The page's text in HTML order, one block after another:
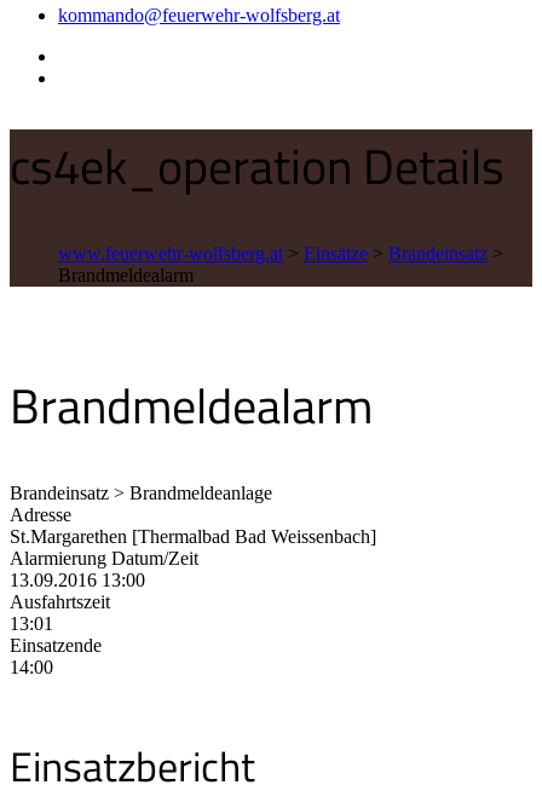
kommando@feuerwehr-wolfsberg.at
cs4ek_operation Details
www.feuerwehr-wolfsberg.at > Einsätze > Brandeinsatz >
Brandmeldealarm
Brandmeldealarm
Brandeinsatz > Brandmeldeanlage
Adresse
St.Margarethen [Thermalbad Bad Weissenbach]
Alarmierung Datum/Zeit
13.09.2016 13:00
Ausfahrtszeit
13:01
Einsatzende
14:00
Einsatzbericht